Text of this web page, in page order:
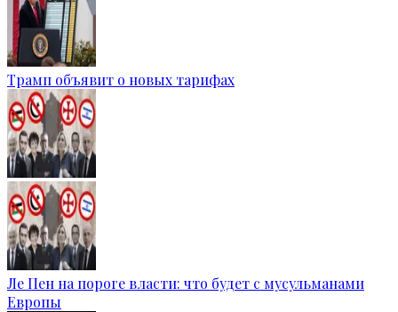
Трамп объявит о новых тарифах
Ле Пен на пороге власти: что будет с мусульманами
Европы